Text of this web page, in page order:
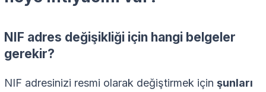
NIF adres değişikliği için hangi belgeler
gerekir?
NIF adresinizi resmi olarak değiştirmek için şunları